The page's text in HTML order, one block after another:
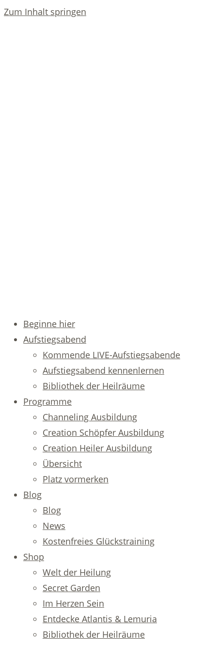
Zum Inhalt springen
Beginne hier
Aufstiegsabend
Kommende LIVE-Aufstiegsabende
Aufstiegsabend kennenlernen
Bibliothek der Heilräume
Programme
Channeling Ausbildung
Creation Schöpfer Ausbildung
Creation Heiler Ausbildung
Übersicht
Platz vormerken
Blog
Blog
News
Kostenfreies Glückstraining
Shop
Welt der Heilung
Secret Garden
Im Herzen Sein
Entdecke Atlantis & Lemuria
Bibliothek der Heilräume